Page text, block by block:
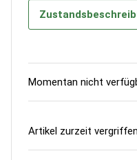
Momentan nicht
Artikel zurzeit vergriffen